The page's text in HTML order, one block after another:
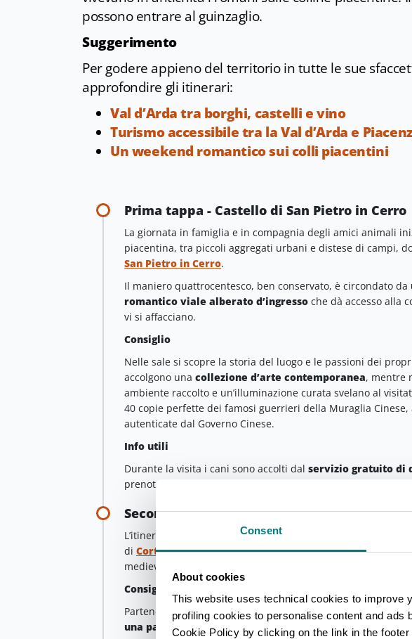
Consent
About cookies
This website uses technical cookies to improve
profiling cookies to personalise content and
Cookie Policy by clicking on the link in the
possono entrare al guinzaglio.
Suggerimento
Per godere appieno del territorio in tutte le sue
approfondire gli itinerari:
Val d’Arda tra borghi, castelli e vino
Turismo accessibile tra la Val d’Arda e
Un weekend romantico sui colli piacentini
Prima tappa - Castello di San Pietro in Cerro
La giornata in famiglia e in compagnia degli amici animali
piacentina, tra piccoli aggregati urbani e distese di campi,
San Pietro in Cerro.
Il maniero quattrocentesco, ben conservato, è circondato da
romantico viale alberato d’ingresso che dà accesso alla
vi si affacciano.
Consiglio
Nelle sale si scopre la storia del luogo e le passioni dei
accolgono una collezione d’arte contemporanea, mentre
ambiente raccolto e un’illuminazione curata svelano al
40 copie perfette dei famosi guerrieri della Muraglia Cinese,
autenticate dal Governo Cinese.
Info utili
Durante la visita i cani sono accolti dal servizio gratuito di
prenotazione).
Seconda tappa - Castell’Arquato
L’itinerario prosegue verso la collina. Passando attraverso la
di Cortemaggioree poi perFiorenzuola d’Ardasi
medievale di
Consiglio
Partendo dal parcheggio lungo l’Arda è possibilescendere
una passeggiata, prima di salire tra le stradine del borgo.